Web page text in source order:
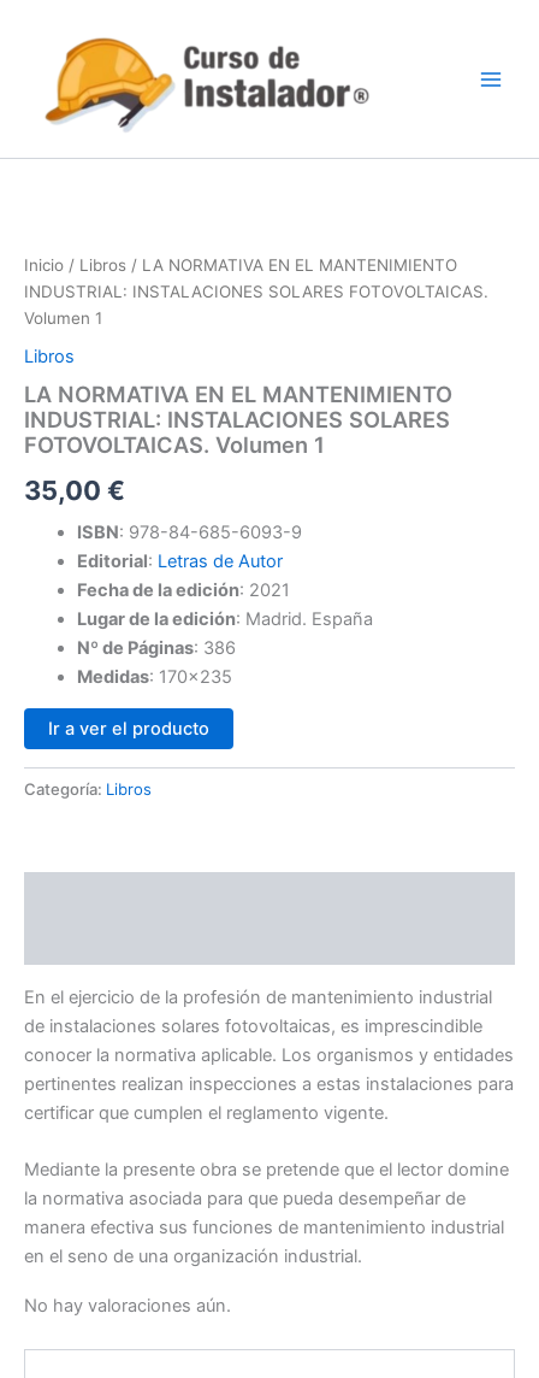
contenido
Inicio / Libros / LA NORMATIVA EN EL MANTENIMIENTO
INDUSTRIAL: INSTALACIONES SOLARES FOTOVOLTAICAS.
Volumen 1
Libros
LA NORMATIVA EN EL MANTENIMIENTO
INDUSTRIAL: INSTALACIONES SOLARES
FOTOVOLTAICAS. Volumen 1
35,00 €
ISBN: 978-84-685-6093-9
Editorial: Letras de Autor
Fecha de la edición: 2021
Lugar de la edición: Madrid. España
Nº de Páginas: 386
Medidas: 170×235
Ir a ver el producto
Categoría: Libros
En el ejercicio de la profesión de mantenimiento industrial
de instalaciones solares fotovoltaicas, es imprescindible
conocer la normativa aplicable. Los organismos y entidades
pertinentes realizan inspecciones a estas instalaciones para
certificar que cumplen el reglamento vigente.
Mediante la presente obra se pretende que el lector domine
la normativa asociada para que pueda desempeñar de
manera efectiva sus funciones de mantenimiento industrial
en el seno de una organización industrial.
No hay valoraciones aún.